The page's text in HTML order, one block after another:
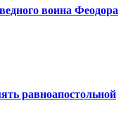
воина Феодора
равноапостольной